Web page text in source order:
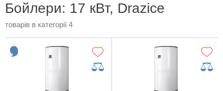
Бойлери: 17 кВт, Drazice
товарів в категорії 4